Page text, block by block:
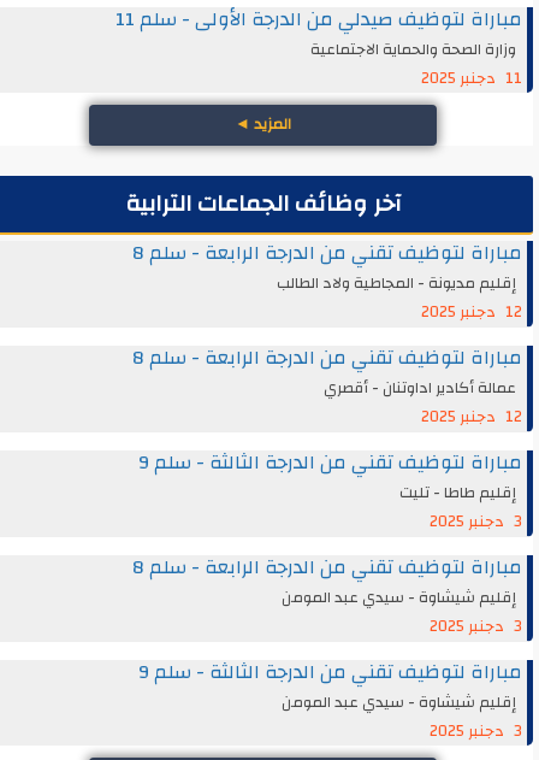
مباراة لتوظيف صيدلي من الدرجة الأولى - سلم 11
وزارة الصحة والحماية الاجتماعية
11 دجنبر 2025
المزيد◄
آخر وظائف الجماعات الترابية
مباراة لتوظيف تقني من الدرجة الرابعة - سلم 8
إقليم مديونة - المجاطية ولاد الطالب
12 دجنبر 2025
مباراة لتوظيف تقني من الدرجة الرابعة - سلم 8
عمالة أكادير اداوتنان - أقصري
12 دجنبر 2025
مباراة لتوظيف تقني من الدرجة الثالثة - سلم 9
إقليم طاطا - تليت
مباراة لتوظيف تقني من الدرجة الرابعة - سلم 8
إقليم شيشاوة - سيدي عبد المومن
مباراة لتوظيف تقني من الدرجة الثالثة - سلم 9
إقليم شيشاوة - سيدي عبد المومن